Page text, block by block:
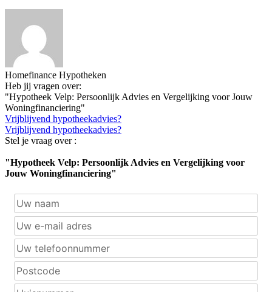
Homefinance Hypotheken
Heb jij vragen over:
"Hypotheek Velp: Persoonlijk Advies en Vergelijking voor Jouw
Woningfinanciering"
Vrijblijvend hypotheekadvies?
Vrijblijvend hypotheekadvies?
Stel je vraag over :
"Hypotheek Velp: Persoonlijk Advies en Vergelijking voor
Jouw Woningfinanciering"